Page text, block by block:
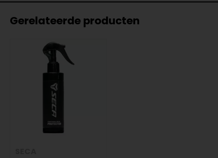
Gerelateerde producten